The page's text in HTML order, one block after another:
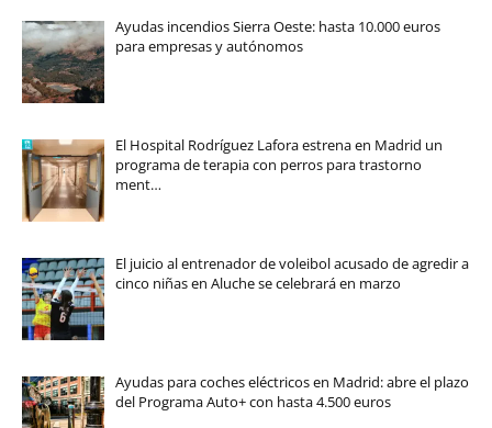
Ayudas incendios Sierra Oeste: hasta 10.000 euros
para empresas y autónomos
El Hospital Rodríguez Lafora estrena en Madrid un
programa de terapia con perros para trastorno
ment…
El juicio al entrenador de voleibol acusado de agredir a
cinco niñas en Aluche se celebrará en marzo
Ayudas para coches eléctricos en Madrid: abre el plazo
del Programa Auto+ con hasta 4.500 euros